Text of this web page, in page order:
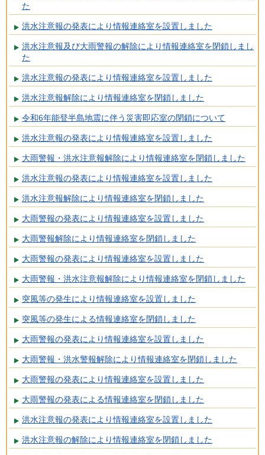
た
洪水注意報の発表により情報連絡室を設置しました
洪水注意報及び大雨警報の解除により情報連絡室を閉鎖しまし
た
洪水注意報の発表により情報連絡室を設置しました
洪水注意報解除により情報連絡室を閉鎖しました
令和6年能登半島地震に伴う災害即応室の閉鎖について
洪水注意報の発表により情報連絡室を設置しました
大雨警報・洪水注意報解除により情報連絡室を閉鎖しました
洪水注意報の発表により情報連絡室を設置しました
洪水注意報解除により情報連絡室を閉鎖しました
大雨警報の発表により情報連絡室を設置しました
大雨警報解除により情報連絡室を閉鎖しました
大雨警報の発表により情報連絡室を設置しました
大雨警報・洪水注意報解除により情報連絡室を閉鎖しました
突風等の発生により情報連絡室を設置しました
突風等の発生による情報連絡室を閉鎖しました
大雨警報の発表により情報連絡室を設置しました
大雨警報・洪水警報解除により情報連絡室を閉鎖しました
大雨警報の発表により情報連絡室を設置しました
大雨警報の発表による情報連絡室を閉鎖しました
洪水注意報の発表により情報連絡室を設置しました
洪水注意報の解除により情報連絡室を閉鎖しました